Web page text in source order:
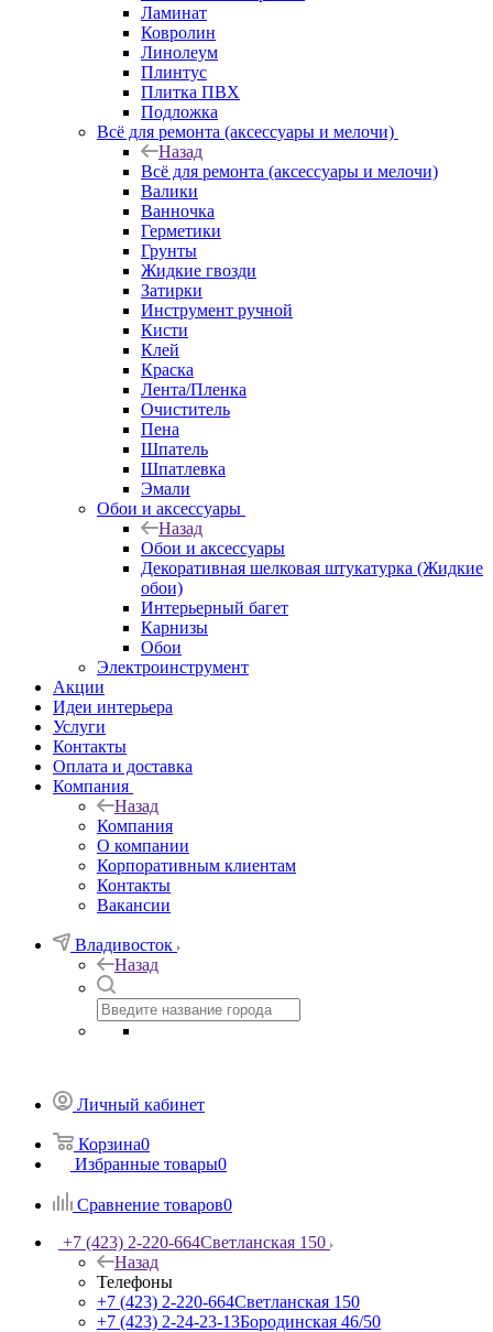
Ламинат
Ковролин
Линолеум
Плинтус
Плитка ПВХ
Подложка
Всё для ремонта (аксессуары и мелочи)
Назад
Всё для ремонта (аксессуары и мелочи)
Валики
Ванночка
Герметики
Грунты
Жидкие гвозди
Затирки
Инструмент ручной
Кисти
Клей
Краска
Лента/Пленка
Очиститель
Пена
Шпатель
Шпатлевка
Эмали
Обои и аксессуары
Назад
Обои и аксессуары
Декоративная шелковая штукатурка (Жидкие
обои)
Интерьерный багет
Карнизы
Обои
Электроинструмент
Акции
Идеи интерьера
Услуги
Контакты
Оплата и доставка
Компания
Назад
Компания
О компании
Корпоративным клиентам
Контакты
Вакансии
Владивосток
Назад
Личный кабинет
Корзина0
Избранные товары0
Сравнение товаров0
+7 (423) 2-220-664Светланская 150
Назад
Телефоны
+7 (423) 2-220-664Светланская 150
+7 (423) 2-24-23-13Бородинская 46/50